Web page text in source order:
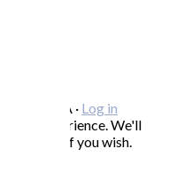
· Log in
your experience. We'll
opt-out if you wish.